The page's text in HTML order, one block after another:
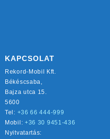
KAPCSOLAT
Rekord-Mobil Kft.
Békéscsaba,
Bajza utca 15.
5600
Tel: +36 66 444-999
Mobil: +36 30 9451-436
Nyitvatartás: